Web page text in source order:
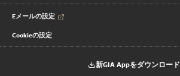
Eメールの設定
Cookieの設定
新GIA Appをダウンロード